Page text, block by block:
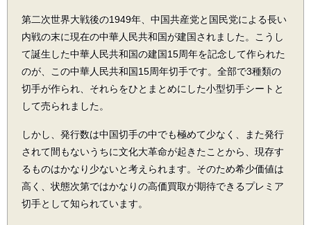
第二次世界大戦後の1949年、中国共産党と国民党による長い
内戦の末に現在の中華人民共和国が建国されました。こうし
て誕生した中華人民共和国の建国15周年を記念して作られた
のが、この中華人民共和国15周年切手です。全部で3種類の
切手が作られ、それらをひとまとめにした小型切手シートと
して売られました。
しかし、発行数は中国切手の中でも極めて少なく、また発行
されて間もないうちに文化大革命が起きたことから、現存す
るものはかなり少ないと考えられます。そのため希少価値は
高く、状態次第ではかなりの高価買取が期待できるプレミア
切手として知られています。